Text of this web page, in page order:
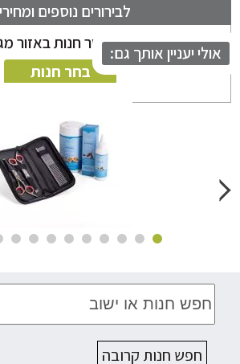
לבירורים נוספים ומחירים
ניתן לבחור חנות באזור מגוריך
בחר חנות
יעניין אותך גם:
חפש חנות קרובה